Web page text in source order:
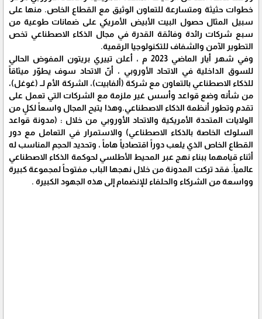
خطوات حثيثة ومتسارعة للتعاون الوثيق مع القطاع الخاص. منها على
سبيل المثال حصول البيت الأبيض الأمريكي على ضمانات طوعية من
سبع شركات رائدة وفائقة القدرة في مجال الذكاء الاصطناعي تخص
التطوير الآمن والشفاف للتكنولوجيا الرقمية.
وفي شهر أيار الماضي 2023 م ، أعلن تييري بريتون المفوض الحالي
للسوق الداخلية في الاتحاد الأوروبي ، أنّ الاتحاد سوف يطوّر ميثاقاً
للذكاء الاصطناعي بالتعاون مع شركة (ألفابيت)، الشركة الأم لــ (غوغل)،
من شأنه وضع قواعد وأسس غير ملزمة مع الشركات التي تعمل على
تقدم وتطور أنظمة الذكاء الاصطناعي.وهذا يتيح المجال واسعاً لكلٍ من
الولايات المتحدة الأمريكية والاتحاد الأوروبي من خلال : (مدونة قواعد
السلوك الخاصة بالذكاء الاصطناعي) والاستمرار في التعامل مع دور
القطاع الخاص الذي يلعب دوراً اقتصادياً هاماً ، وتحديد الحجم المناسب له
أثناء قيامهما ببناء نهج عبر المحيط الأطلسي لحوكمة الذكاء الاصطناعي
عالمياً. فقد تركت المدونة من خلال نهجها الباب مفتوحاً لمجموعة كبيرة
وواسعة من الشركاء والحلفاء للإنضمام إلى هذه الجهود الكبيرة .